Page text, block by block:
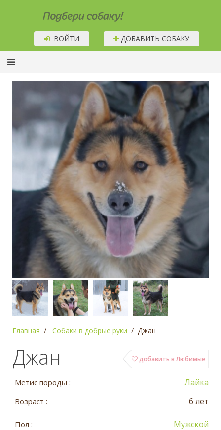
Подбери собаку!
ВОЙТИ ДОБАВИТЬ СОБАКУ
Главная Собаки в добрые руки Джан
добавить в Любимые
Джан
Метис породы : Лайка
Возраст : 6 лет
Пол : Мужской